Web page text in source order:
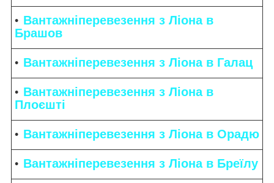
Вантажніперевезення з Ліона в
Брашов
Вантажніперевезення з Ліона в Галац
Вантажніперевезення з Ліона в
Плоєшті
Вантажніперевезення з Ліона в Орадю
Вантажніперевезення з Ліона в Бреїлу